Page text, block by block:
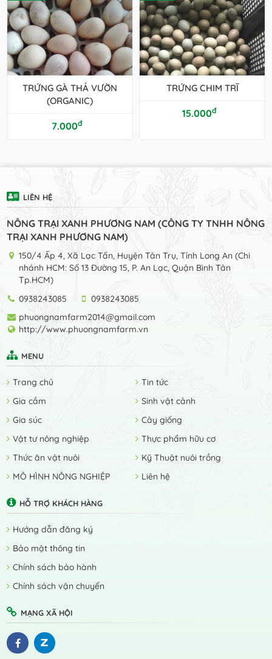
TRỨNG GÀ THẢ VƯỜN
(ORGANIC)
7.000đ
TRỨNG CHIM TRĨ
15.000đ
LIÊN HỆ
NÔNG TRẠI XANH PHƯƠNG NAM (CÔNG TY TNHH NÔNG
TRẠI XANH PHƯƠNG NAM)
150/4 Ấp 4, Xã Lạc Tấn, Huyện Tân Trụ, Tỉnh Long An (Chi
nhánh HCM: Số 13 Đường 15, P. An Lạc, Quận Bình Tân
Tp.HCM)
0938243085
0938243085
phuongnamfarm2014@gmail.com
http://www.phuongnamfarm.vn
MENU
Trang chủ
Tin tức
Gia cầm
Sinh vật cảnh
Gia súc
Cây giống
Vật tư nông nghiệp
Thực phẩm hữu cơ
Thức ăn vật nuôi
Kỹ Thuật nuôi trồng
MÔ HÌNH NÔNG NGHIỆP
Liên hệ
HỖ TRỢ KHÁCH HÀNG
Hướng dẫn đăng ký
Bảo mật thông tin
Chính sách bảo hành
Chính sách vận chuyển
MẠNG XÃ HỘI